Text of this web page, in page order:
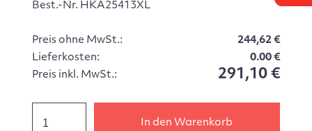
Best.-Nr. HKA25413XL
Preis ohne MwSt.:
244,62 €
Lieferkosten:
0.00 €
Preis inkl. MwSt.:
291,10 €
In den Warenkorb